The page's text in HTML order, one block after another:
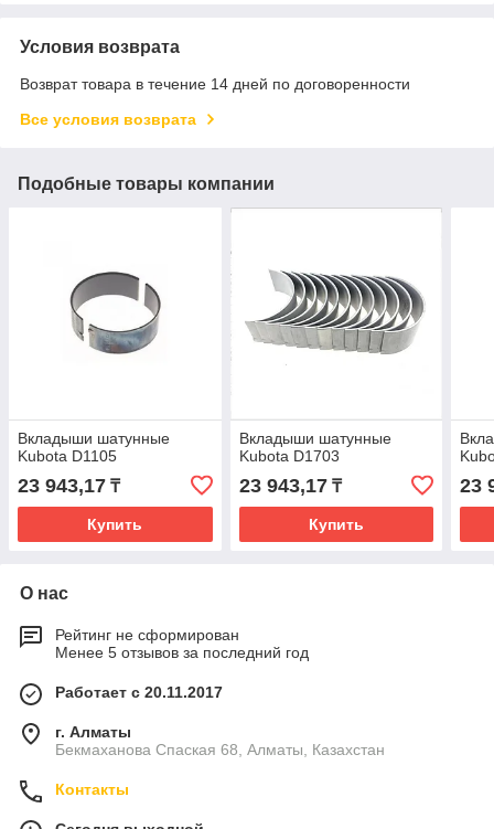
Условия возврата
Возврат товара в течение 14 дней по договоренности
Все условия возврата
Подобные товары компании
Вкладыши шатунные
Kubota D1105
23 943,17 ₸
Купить
Вкладыши шатунные
Kubota D1703
23 943,17₸
Купить
23
О нас
Рейтинг не сформирован
Менее 5 отзывов за последний год
Работает с 20.11.2017
г. Алматы
Бекмаханова Спаская 68, Алматы, Казахстан
Контакты